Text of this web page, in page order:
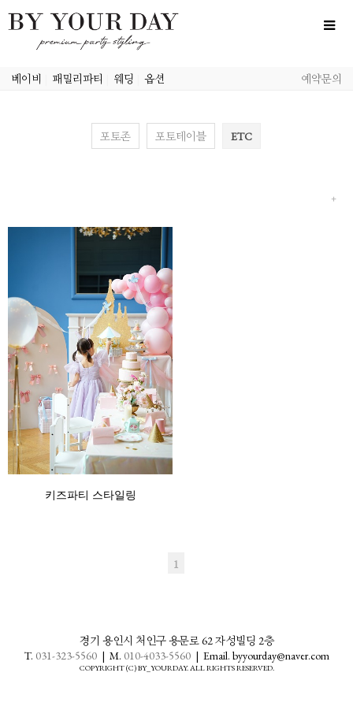
베이비 패밀리파티 웨딩 옵션 예약문의
포토존 포토테이블 ETC
키즈파티 스타일링
1
경기 용인시 처인구 용문로 62 자성빌딩 2층
T. 031-323-5560| M. 010-4033-5560| Email. byyourday@naver.com
COPYRIGHT (C) BY_YOURDAY. ALL RIGHTS RESERVED.